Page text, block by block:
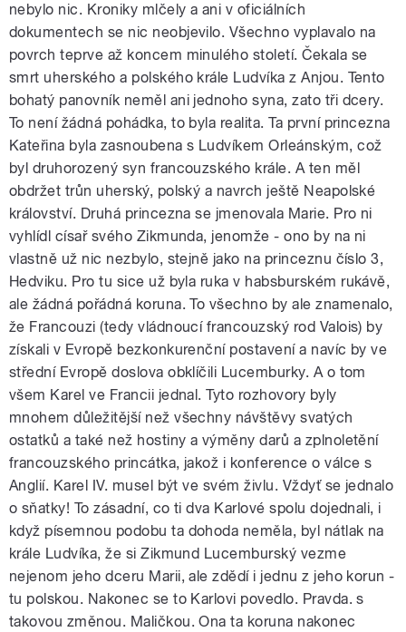
nebylo nic. Kroniky mlčely a ani v oficiálních
dokumentech se nic neobjevilo. Všechno vyplavalo na
povrch teprve až koncem minulého století. Čekala se
smrt uherského a polského krále Ludvíka z Anjou. Tento
bohatý panovník neměl ani jednoho syna, zato tři dcery.
To není žádná pohádka, to byla realita. Ta první princezna
Kateřina byla zasnoubena s Ludvíkem Orleánským, což
byl druhorozený syn francouzského krále. A ten měl
obdržet trůn uherský, polský a navrch ještě Neapolské
království. Druhá princezna se jmenovala Marie. Pro ni
vyhlídl císař svého Zikmunda, jenomže - ono by na ni
vlastně už nic nezbylo, stejně jako na princeznu číslo 3,
Hedviku. Pro tu sice už byla ruka v habsburském rukávě,
ale žádná pořádná koruna. To všechno by ale znamenalo,
že Francouzi (tedy vládnoucí francouzský rod Valois) by
získali v Evropě bezkonkurenční postavení a navíc by ve
střední Evropě doslova obklíčili Lucemburky. A o tom
všem Karel ve Francii jednal. Tyto rozhovory byly
mnohem důležitější než všechny návštěvy svatých
ostatků a také než hostiny a výměny darů a zplnoletění
francouzského princátka, jakož i konference o válce s
Anglií. Karel IV. musel být ve svém živlu. Vždyť se jednalo
o sňatky! To zásadní, co ti dva Karlové spolu dojednali, i
když písemnou podobu ta dohoda neměla, byl nátlak na
krále Ludvíka, že si Zikmund Lucemburský vezme
nejenom jeho dceru Marii, ale zdědí i jednu z jeho korun -
tu polskou. Nakonec se to Karlovi povedlo. Pravda. s
takovou změnou. Maličkou. Ona ta koruna nakonec